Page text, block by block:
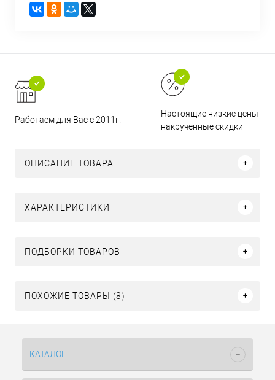
Работаем для Вас с 2011г.
Настоящие низкие цены и
накрученные скидки
ОПИСАНИЕ ТОВАРА
ХАРАКТЕРИСТИКИ
ПОДБОРКИ ТОВАРОВ
ПОХОЖИЕ ТОВАРЫ (8)
КАТАЛОГ